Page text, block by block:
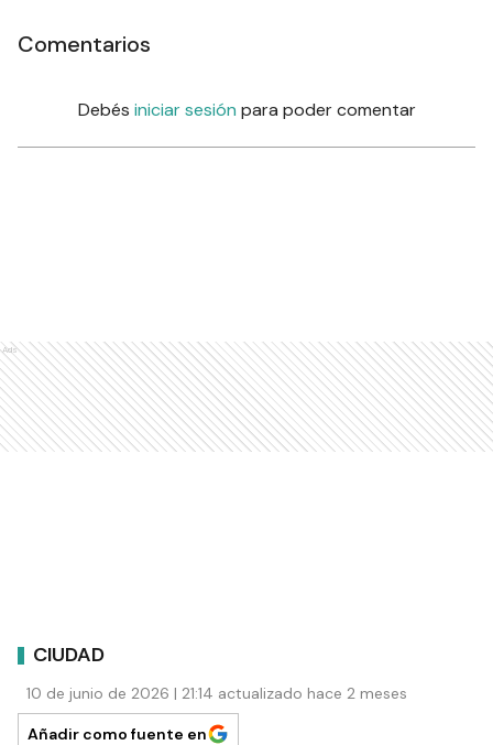
Comentarios
Debés iniciar sesión para poder comentar
Ads
CIUDAD
10 de junio de 2026 | 21:14 actualizado hace 2 meses
Añadir como fuente en